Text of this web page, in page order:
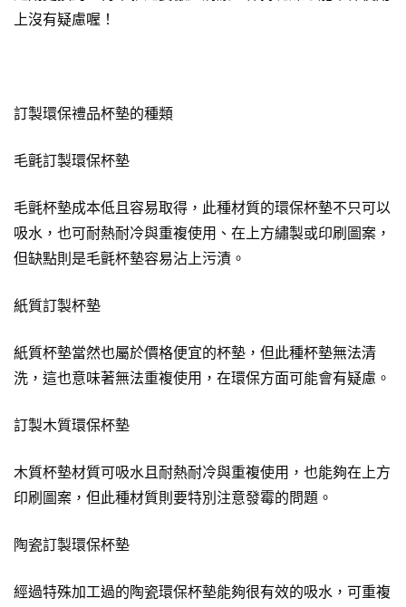
上沒有疑慮喔！
訂製環保禮品杯墊的種類
毛氈訂製環保杯墊
毛氈杯墊成本低且容易取得，此種材質的環保杯墊不只可以
吸水，也可耐熱耐冷與重複使用、在上方繡製或印刷圖案，
但缺點則是毛氈杯墊容易沾上污漬。
紙質訂製杯墊
紙質杯墊當然也屬於價格便宜的杯墊，但此種杯墊無法清
洗，這也意味著無法重複使用，在環保方面可能會有疑慮。
訂製木質環保杯墊
木質杯墊材質可吸水且耐熱耐冷與重複使用，也能夠在上方
印刷圖案，但此種材質則要特別注意發霉的問題。
陶瓷訂製環保杯墊
經過特殊加工過的陶瓷環保杯墊能夠很有效的吸水，可重複